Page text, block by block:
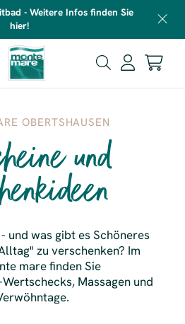
- Weitere Infos finden Sie
hier!
und
OBERTSHAUSEN
und was gibt es Schöneres
zu verschenken? Im
mare finden Sie
Massagen und